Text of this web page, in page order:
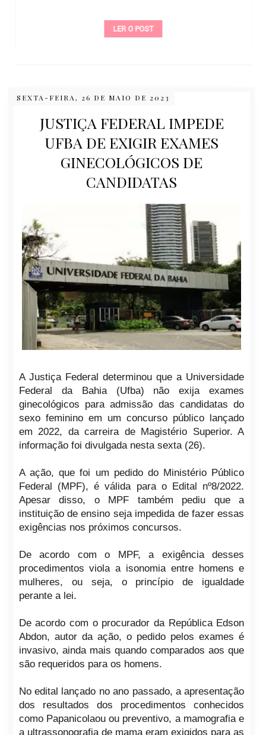
LER O POST
SEXTA-FEIRA, 26 DE MAIO DE 2023
JUSTIÇA FEDERAL IMPEDE
UFBA DE EXIGIR EXAMES
GINECOLÓGICOS DE
CANDIDATAS
A Justiça Federal determinou que a Universidade
Federal da Bahia (Ufba) não exija exames
ginecológicos para admissão das candidatas do
sexo feminino em um concurso público lançado
em 2022, da carreira de Magistério Superior. A
informação foi divulgada nesta sexta (26).
A ação, que foi um pedido do Ministério Público
Federal (MPF), é válida para o Edital nº8/2022.
Apesar disso, o MPF também pediu que a
instituição de ensino seja impedida de fazer essas
exigências nos próximos concursos.
De acordo com o MPF, a exigência desses
procedimentos viola a isonomia entre homens e
mulheres, ou seja, o princípio de igualdade
perante a lei.
De acordo com o procurador da República Edson
Abdon, autor da ação, o pedido pelos exames é
invasivo, ainda mais quando comparados aos que
são requeridos para os homens.
No edital lançado no ano passado, a apresentação
dos resultados dos procedimentos conhecidos
como Papanicolaou ou preventivo, a mamografia e
a ultrassonografia de mama eram exigidos para as